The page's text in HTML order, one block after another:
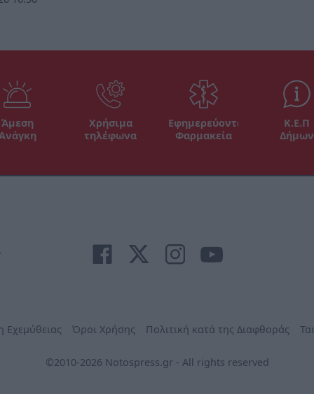
Άμεση
Χρήσιμα
τηλέφωνα
Εφημερεύοντα
Φαρμακεία
Κ.Ε.Π
Δήμων
Εχεμύθειας Όροι Χρήσης Πολιτική κατά της Διαφθοράς
©2010-2026 Notospress.gr - All rights reserved